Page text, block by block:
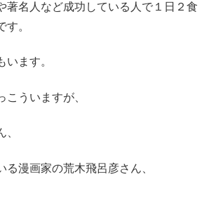
著名人など成功している人で１日２食
。
います。
こういますが、
る漫画家の荒木飛呂彦さん、